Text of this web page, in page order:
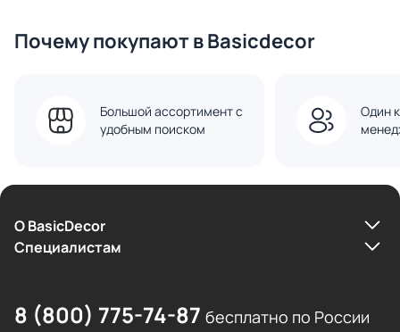
Почему покупают в Basicdecor
Большой ассортимент с
удобным поиском
Один
О BasicDecor
Cпециалистам
8 (800) 775-74-87 бесплатно по России